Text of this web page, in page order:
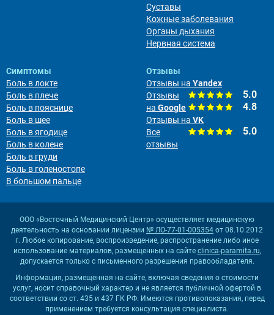
Суставы
Кожные заболевания
Органы дыхания
Нервная система
Симптомы
Боль в локте
Боль в плече
Боль в пояснице
Боль в шее
Боль в ягодице
Боль в колене
Боль в груди
Боль в голеностопе
В большом пальце
Отзывы
Отзывы на Yandex
5.0
Отзывы
на Google 4.8
Отзывы на VK
5.0
Все
отзывы
ООО «Восточный Медицинский Центр» осуществляет медицинскую
деятельность на основании лицензии № ЛО-77-01-005354 от 08.10.2012
г. Любое копирование, воспроизведение, распространение либо иное
использование материалов, размещенных на сайте clinica-paramita.ru,
допускается только с письменного разрешения правообладателя.
Информация, размещенная на сайте, включая сведения о стоимости
услуг, носит справочный характер и не является публичной офертой в
соответствии со ст. 435 и 437 ГК РФ. Имеются противопоказания, перед
применением требуется консультация специалиста.